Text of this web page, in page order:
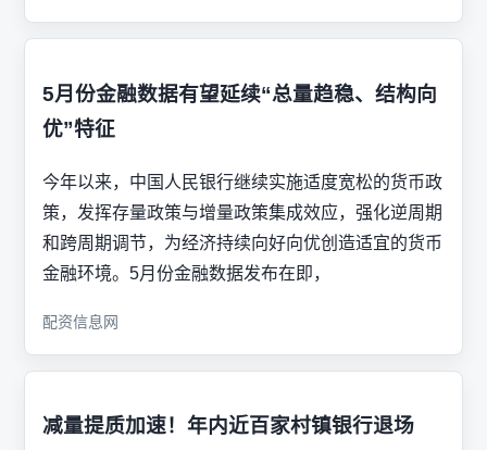
5月份金融数据有望延续“总量趋稳、结构向
优”特征
今年以来，中国人民银行继续实施适度宽松的货币政
策，发挥存量政策与增量政策集成效应，强化逆周期
和跨周期调节，为经济持续向好向优创造适宜的货币
金融环境。5月份金融数据发布在即，
配资信息网
减量提质加速！年内近百家村镇银行退场